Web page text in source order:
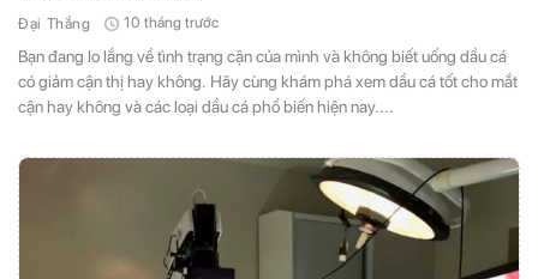
Đại Thắng 10 tháng trước
Bạn đang lo lắng về tình trạng cận của mình và không biết uống dầu cá
có giảm cận thị hay không. Hãy cùng khám phá xem dầu cá tốt cho mắt
cận hay không và các loại dầu cá phổ biến hiện nay....